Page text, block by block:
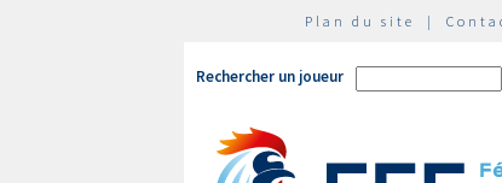
Plan du site |
Rechercher un joueur